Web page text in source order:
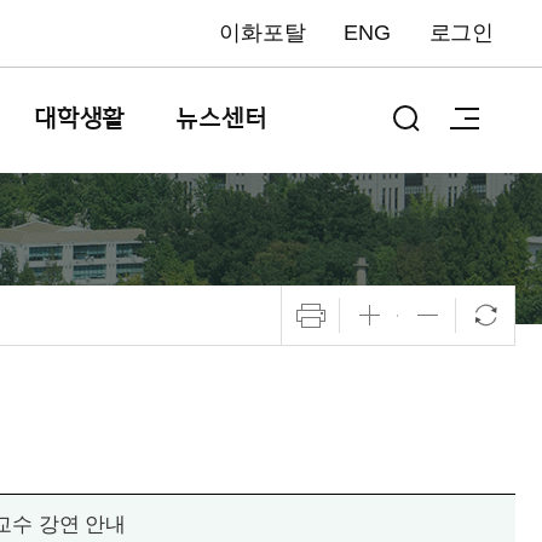
이화포탈 ENG 로그인
대학생활 뉴스센터
수 강연 안내